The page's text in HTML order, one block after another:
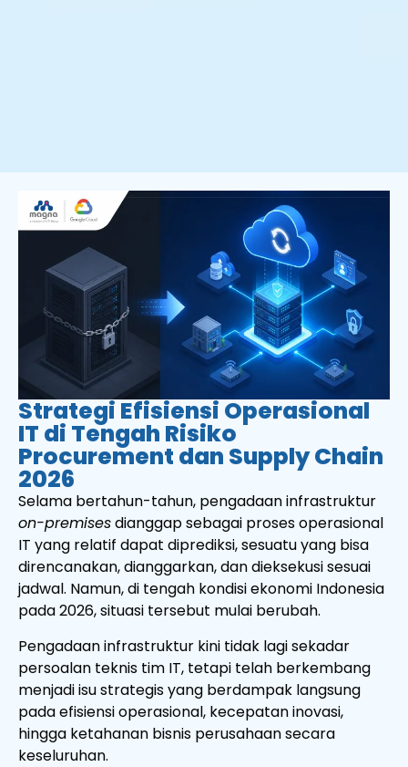
Strategi Efisiensi Operasional
IT di Tengah Risiko
Procurement dan Supply Chain
2026
Selama bertahun-tahun, pengadaan infrastruktur
on-premisesdianggap sebagai proses operasional
IT yang relatif dapat diprediksi, sesuatu yang bisa
direncanakan, dianggarkan, dan dieksekusi sesuai
jadwal. Namun, di tengah kondisi ekonomi Indonesia
pada 2026, situasi tersebut mulai berubah.
Pengadaan infrastruktur kini tidak lagi sekadar
persoalan teknis tim IT, tetapi telah berkembang
menjadi isu strategis yang berdampak langsung
pada efisiensi operasional, kecepatan inovasi,
hingga ketahanan bisnis perusahaan secara
keseluruhan.